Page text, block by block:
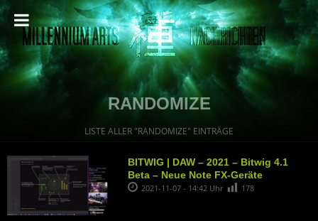
RANDOMIZE
LISTE ALLER "RANDOMIZE" EINTRÄGE
BITWIG | DAW – 2021 – Bitwig 4.1
Beta – Neue Note FX-Geräte
2021-11-07 - 14:42 Uhr 178